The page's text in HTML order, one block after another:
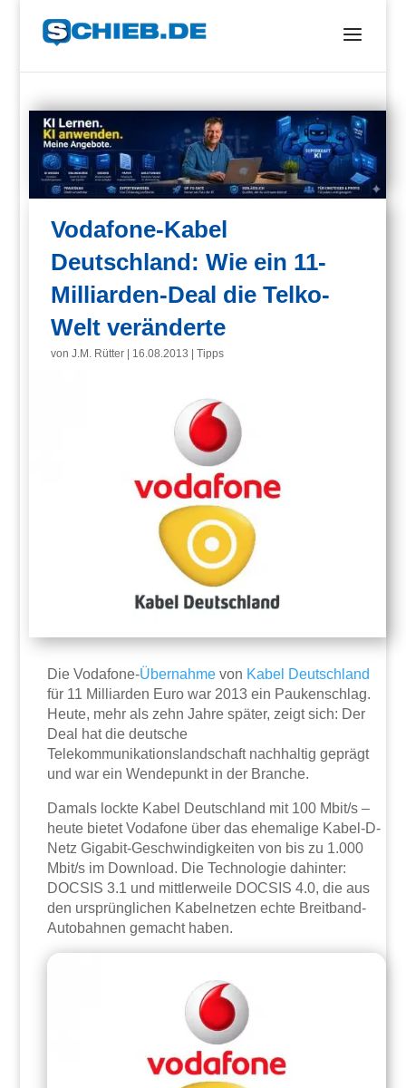
Vodafone-Kabel
Deutschland: Wie ein 11-
Milliarden-Deal die Telko-
Welt veränderte
vonJ.M. Rütter 16.08.2013 |Tipps
Die Vodafone-Übernahme von Kabel Deutschland
für 11 Milliarden Euro war 2013 ein Paukenschlag.
Heute, mehr als zehn Jahre später, zeigt sich: Der
Deal hat die deutsche
Telekommunikationslandschaft nachhaltig geprägt
und war ein Wendepunkt in der Branche.
Damals lockte Kabel Deutschland mit 100 Mbit/s –
heute bietet Vodafone über das ehemalige Kabel-D-
Netz Gigabit-Geschwindigkeiten von bis zu 1.000
Mbit/s im Download. Die Technologie dahinter:
DOCSIS 3.1 und mittlerweile DOCSIS 4.0, die aus
den ursprünglichen Kabelnetzen echte Breitband-
Autobahnen gemacht haben.